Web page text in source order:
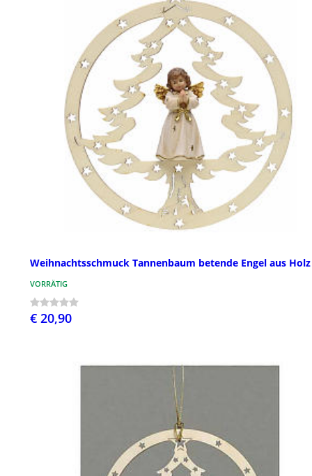
Weihnachtsschmuck Tannenbaum betende Engel aus Holz
VORRÄTIG
€ 20,90